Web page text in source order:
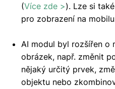
(Více zde >). Lze si
pro zobrazení na
AI modul byl rozšířen o
obrázek, např. změnit
nějaký určitý prvek,
objektu nebo